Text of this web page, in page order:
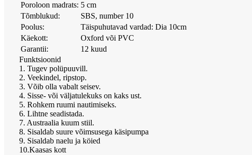
Poroloon madrats: 5 cm
Tõmblukud:
SBS, number 10
Poolus:
Täispuhutavad vardad: Dia 10cm
Käekott:
Oxford või PVC
Garantii:
12 kuud
Funktsioonid
1. Tugev polüpuuvill.
2. Veekindel, ripstop.
3. Võib olla vabalt seisev.
4. Sisse- või väljatulekuks on kaks ust.
5. Rohkem ruumi nautimiseks.
6. Lihtne seadistada.
7. Austraalia kuum stiil.
8. Sisaldab suure võimsusega käsipumpa
9. Sisaldab naelu ja köied
10.Kaasas kott